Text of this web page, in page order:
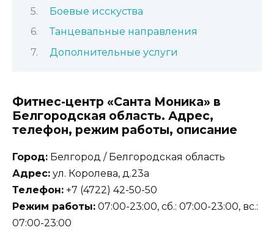
Боевые исскуства
Танцевальные направления
Дополнительные услуги
Фитнес-центр «Санта Моника» в
Белгородская область. Адрес,
телефон, режим работы, описание
Город: Белгород / Белгородская область
Адрес: ул. Королева, д.23а
Телефон: +7 (4722) 42-50-50
Режим работы: 07:00-23:00, сб.: 07:00-23:00, вс.:
07:00-23:00